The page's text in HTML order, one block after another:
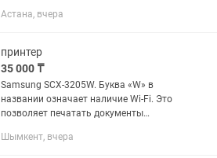
Продам лазерное МФУ Samsung SCX-
установлен, в хорошем...
Астана, вчера
принтер
35 000 ₸
Samsung SCX-3205W. Буква «W» в
названии означает наличие Wi-Fi. Это
позволяет печатать документы
проводов. Только нужно картридж
Шымкент, вчера